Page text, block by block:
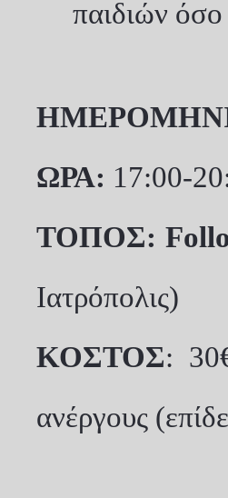
παιδιών
ΩΡΑ: 17:00-
ΤΟΠΟΣ:
Ιατρόπολις)
ΚΟΣΤΟΣ:
ανέργους